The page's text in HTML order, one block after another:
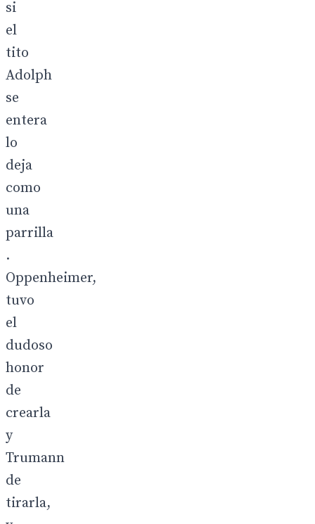
si
el
tito
Adolph
se
entera
lo
deja
como
una
parrilla
.
Oppenheimer,
tuvo
el
dudoso
honor
de
crearla
y
Trumann
de
tirarla,